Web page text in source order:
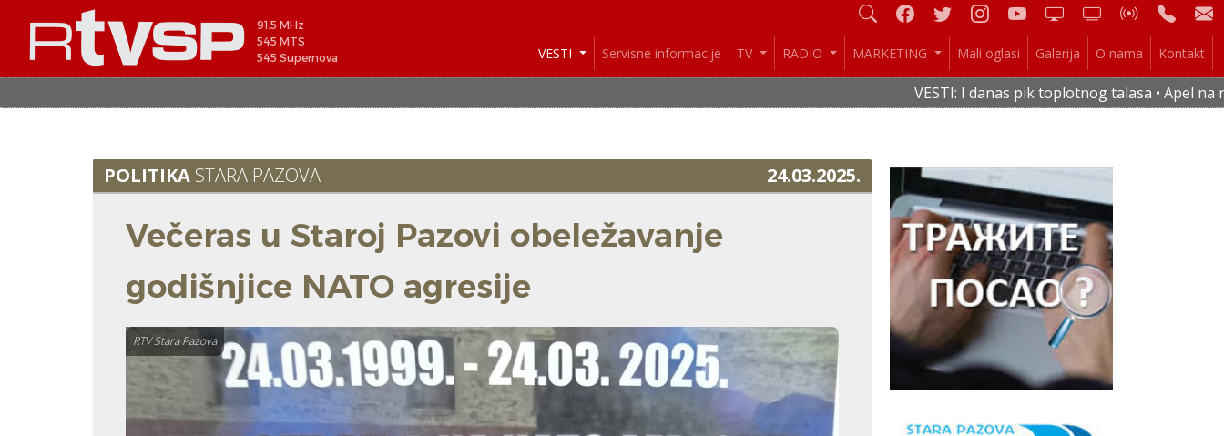
91.5 MHz
545 MTS
545 Supernova
VESTI Servisne informacije TV RADIO MARKETING Mali oglasi Galerija O nama Kontakt
VESTI: I danas pik toplotnog talasa • Apel na
POLITIKA STARA PAZOVA 24.03.2025.
Večeras u Staroj Pazovi obeležavanje
godišnjice NATO agresije
RTV Stara Pazova